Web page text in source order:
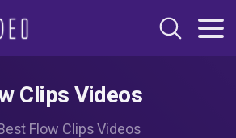
Clips Videos
Flow Clips Videos